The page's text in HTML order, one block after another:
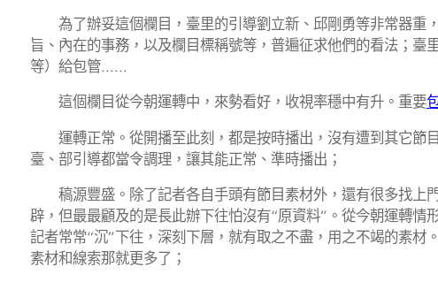
為了辦妥這個欄目，臺里的引導劉立新、邱剛勇等非常器重
旨、內在的事務，以及欄目標稱號等，普遍征求他們的看法；
等）給包管……
這個欄目從今朝運轉中，來勢看好，收視率穩中有升。重要
運轉正常。從開播至此刻，都是按時播出，沒有遭到其它節
臺、部引導都當令調理，讓其能正常、準時播出；
稿源豐盛。除了記者各自手頭有節目素材外，還有很多找上
辟，但最最顧及的是長此辦下往怕沒有“原資料”。從今朝運轉情
記者常常“沉”下往，深刻下層，就有取之不盡，用之不竭的素
素材和線索那就更多了；